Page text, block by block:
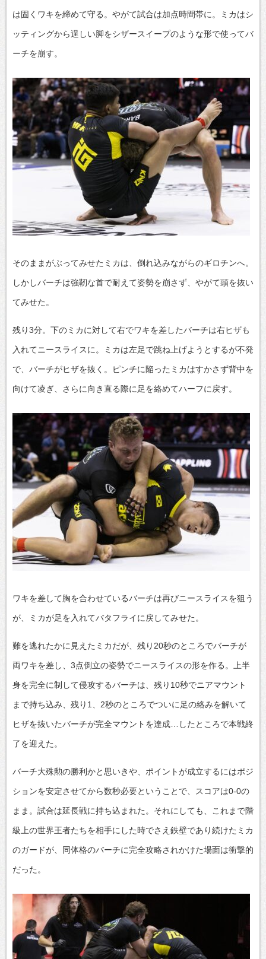
は固くワキを締めて守る。やがて試合は加点時間帯に。ミカはシ
ッティングから逞しい脚をシザースイープのような形で使ってバ
ーチを崩す。
そのままがぶってみせたミカは、倒れ込みながらのギロチンへ。
しかしバーチは強靭な首で耐えて姿勢を崩さず、やがて頭を抜い
てみせた。
残り3分。下のミカに対して右でワキを差したバーチは右ヒザも
入れてニースライスに。ミカは左足で跳ね上げようとするが不発
で、バーチがヒザを抜く。ピンチに陥ったミカはすかさず背中を
向けて凌ぎ、さらに向き直る際に足を絡めてハーフに戻す。
ワキを差して胸を合わせているバーチは再びニースライスを狙う
が、ミカが足を入れてバタフライに戻してみせた。
難を逃れたかに見えたミカだが、残り20秒のところでバーチが
両ワキを差し、3点倒立の姿勢でニースライスの形を作る。上半
身を完全に制して侵攻するバーチは、残り10秒でニアマウント
まで持ち込み、残り1、2秒のところでついに足の絡みを解いて
ヒザを抜いたバーチが完全マウントを達成…したところで本戦終
了を迎えた。
バーチ大殊勲の勝利かと思いきや、ポイントが成立するにはポジ
ションを安定させてから数秒必要ということで、スコアは0-0の
まま。試合は延長戦に持ち込まれた。それにしても、これまで階
級上の世界王者たちを相手にした時でさえ鉄壁であり続けたミカ
のガードが、同体格のバーチに完全攻略されかけた場面は衝撃的
だった。